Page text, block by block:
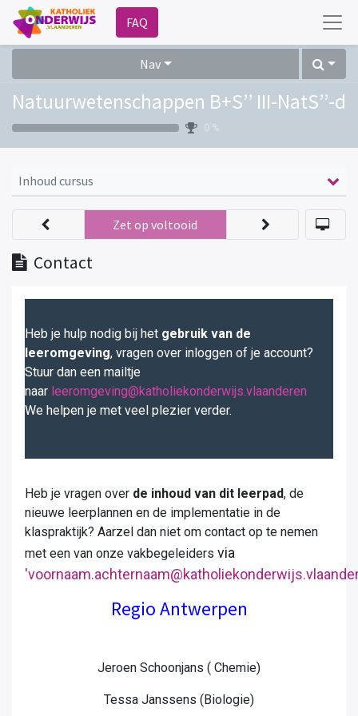
FAQ
Nav
Natuurwetenschappen B+S’’ III-NatS’’-d
0 %
Inhoud cursus
Contact
Zet op voltooid
Heb je hulp nodig bij het gebruik van de
leeromgeving, vragen over inloggen of je account?
Stuur dan een mailtje
naar leeromgeving@katholiekonderwijs.vlaanderen
We helpen je met veel plezier verder.
Heb je vragen over de inhoud van dit leerpad, de
nieuwe leerplannen en de implementatie in de
klaspraktijk? Aarzel dan niet om contact op te nemen
met een van onze vakbegeleiders via
Regio Antwerpen
Jeroen Schoonjans ( Chemie)
Tessa Janssens (Biologie)